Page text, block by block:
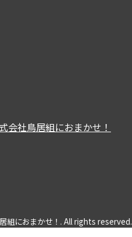
組におまかせ！. All rights reserved.